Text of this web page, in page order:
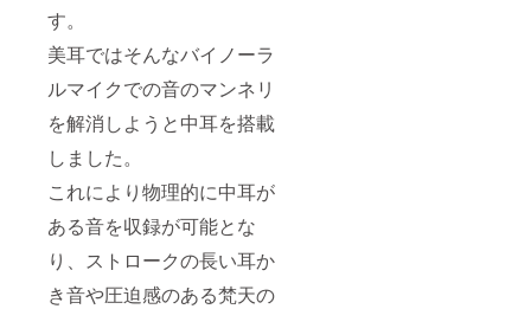
す。
美耳ではそんなバイノーラ
ルマイクでの音のマンネリ
を解消しようと中耳を搭載
しました。
これにより物理的に中耳が
ある音を収録が可能とな
り、ストロークの長い耳か
き音や圧迫感のある梵天の